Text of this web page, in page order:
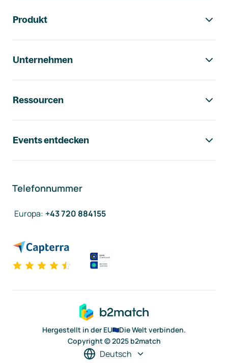
Produkt
Unternehmen
Ressourcen
Events entdecken
Telefonnummer
Europa: +43 720 884155
Hergestellt in der EU
Die Welt verbinden.
Copyright © 2025 b2match
Deutsch